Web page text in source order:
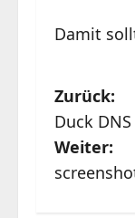
Damit
B
e
i
Zurück:
Duck
Weiter: